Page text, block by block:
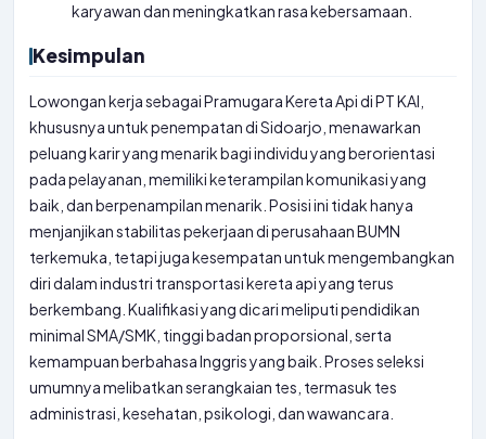
karyawan dan meningkatkan rasa kebersamaan.
Kesimpulan
Lowongan kerja sebagai Pramugara Kereta Api di PT KAI,
khususnya untuk penempatan di Sidoarjo, menawarkan
peluang karir yang menarik bagi individu yang berorientasi
pada pelayanan, memiliki keterampilan komunikasi yang
baik, dan berpenampilan menarik. Posisi ini tidak hanya
menjanjikan stabilitas pekerjaan di perusahaan BUMN
terkemuka, tetapi juga kesempatan untuk mengembangkan
diri dalam industri transportasi kereta api yang terus
berkembang. Kualifikasi yang dicari meliputi pendidikan
minimal SMA/SMK, tinggi badan proporsional, serta
kemampuan berbahasa Inggris yang baik. Proses seleksi
umumnya melibatkan serangkaian tes, termasuk tes
administrasi, kesehatan, psikologi, dan wawancara.